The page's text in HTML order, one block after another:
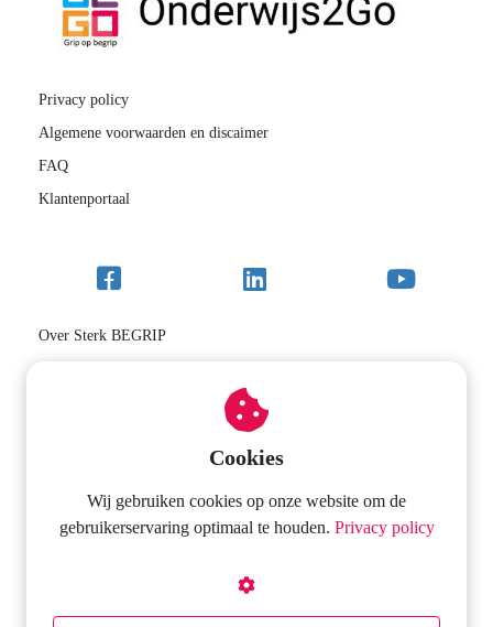
Privacy policy
Algemene voorwaarden en discaimer
FAQ
Klantenportaal
Over Sterk BEGRIP
Onderwijs2go
Cookies
Wij gebruiken cookies op onze website om de
gebruikerservaring optimaal te houden. Privacy policy